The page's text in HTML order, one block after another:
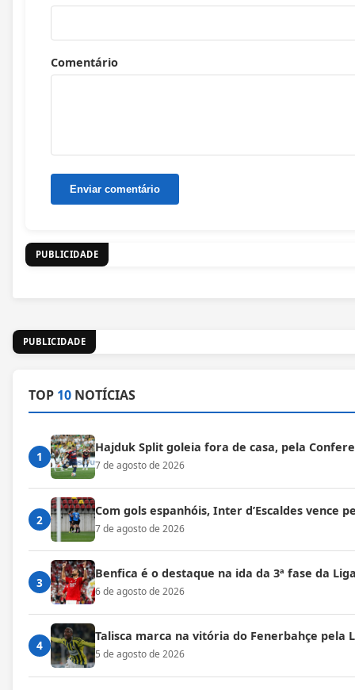
Comentário
PUBLICIDADE
PUBLICIDADE
TOP 10 NOTÍCIAS
1
Hajduk Split goleia fora de casa, pela
7 de agosto de 2026
2
Com gols espanhóis, Inter d’Escaldes vence
7 de agosto de 2026
3
Benfica é o destaque na ida da 3ª fase da
6 de agosto de 2026
4
Talisca marca na vitória do Fenerbahçe pela
5 de agosto de 2026